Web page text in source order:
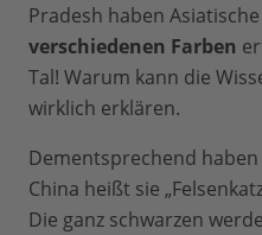
Pradesh haben
verschiedenen Farben
Tal! Warum kann die
wirklich erklären.
Dementsprechend
China heißt sie
Die ganz schwarzen